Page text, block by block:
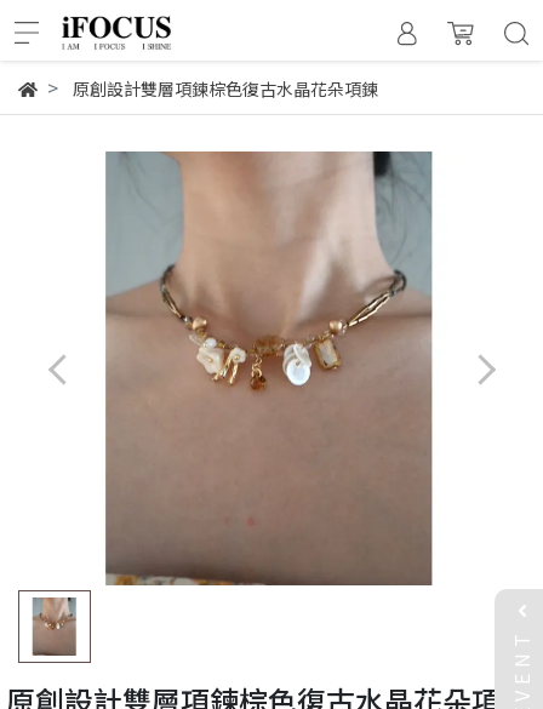
原創設計雙層項鍊棕色復古水晶花朵項鍊
原創設計雙層項鍊棕色復古水晶花朵項鍊
EVENT